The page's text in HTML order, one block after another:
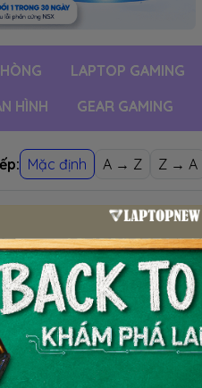
LAPTOP GAMING
HÌNH
GEAR GAMING
Mặc định A → Z Z → A